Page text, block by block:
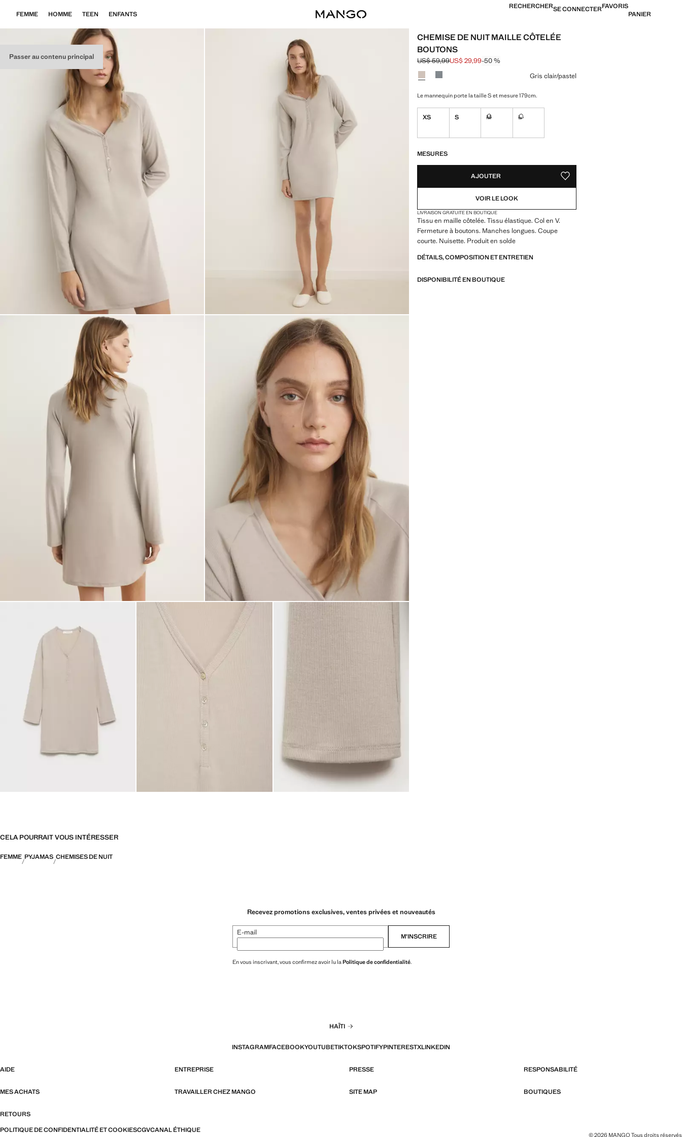
Passer au contenu principal
FEMME HOMME TEEN ENFANTS
RECHERCHERSE CONNECTERFAVORIS
PANIER
CHEMISE DE NUIT MAILLE CÔTELÉE
BOUTONS
Prix initial barré [US$ 59,99 ]
US$ 59,99
Prix actuel [US$ 29,99 ]
US$ 29,99-50 %
Choisissez une couleur
Gris clair/pastel
Le mannequin porte la taille S et mesure 179cm.
XS S M L
MESURES
AJOUTER AJOUTER AUX FAVORIS
VOIR LE LOOK
LIVRAISON GRATUITE EN BOUTIQUE
Tissu en maille côtelée. Tissu élastique. Col en V.
Fermeture à boutons. Manches longues. Coupe
courte. Nuisette. Produit en solde
DÉTAILS, COMPOSITION ET ENTRETIEN
DISPONIBILITÉ EN BOUTIQUE
CELA POURRAIT VOUS INTÉRESSER
FEMME PYJAMAS CHEMISES DE NUIT
Recevez promotions exclusives, ventes privées et nouveautés
E-mail M’INSCRIRE
En vous inscrivant, vous confirmez avoir lu laPolitique de confidentialité.
HAÏTI
INSTAGRAMFACEBOOKYOUTUBETIKTOKSPOTIFYPINTERESTXLINKEDIN
AIDE ENTREPRISE PRESSE RESPONSABILITÉ
MES ACHATS TRAVAILLER CHEZ MANGO SITE MAP BOUTIQUES
RETOURS
POLITIQUE DE CONFIDENTIALITÉ ET COOKIESCGVCANAL ÉTHIQUE
© 2026 MANGO Tous droits réservés